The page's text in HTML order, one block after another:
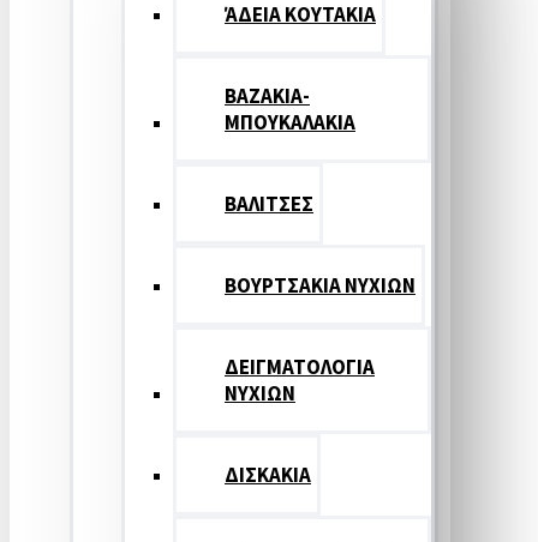
ΆΔΕΙΑ ΚΟΥΤΑΚΙΑ
ΒΑΖΑΚΙΑ-
ΜΠΟΥΚΑΛΑΚΙΑ
ΒΑΛΙΤΣΕΣ
ΒΟΥΡΤΣΑΚΙΑ ΝΥΧΙΩΝ
ΔΕΙΓΜΑΤΟΛΟΓΙΑ
ΝΥΧΙΩΝ
ΔΙΣΚΑΚΙΑ